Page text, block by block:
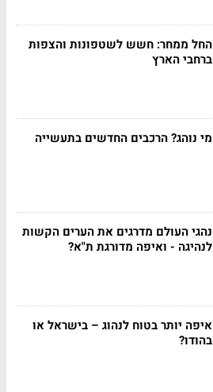
החל ממחר: חשש לשטפונות והצפות
ברחבי הארץ
מי נוהג? הרכבים החדשים בתעשייה
נהגי העולם מדרגים את הערים הקשות
לנהיגה - ואיפה מדורגת ת"א?
איפה יותר בטוח לנהוג – בישראל או
בהודו?